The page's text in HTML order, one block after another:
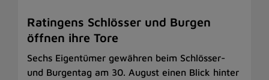
Ratingens Schlösser und Burgen
öffnen ihre Tore
Sechs Eigentümer gewähren beim Schlösser-
und Burgentag am 30. August einen Blick hinter